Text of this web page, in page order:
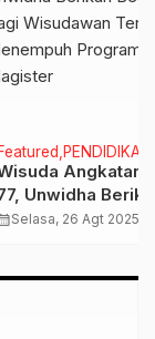
PENDIDIKAN
Ke-
Berikan
Bagi
Agt 2025